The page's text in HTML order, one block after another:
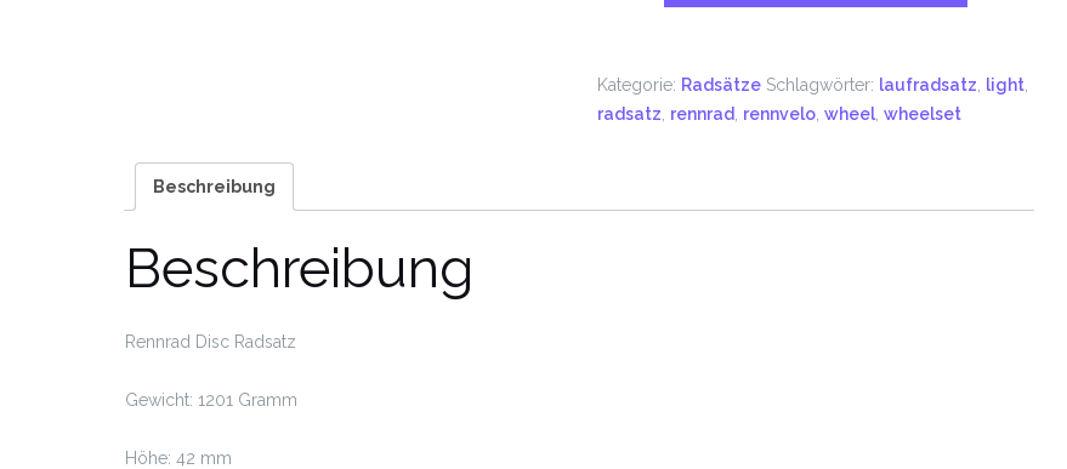
Kategorie: Radsätze Schlagwörter: laufradsatz light
radsatz rennrad rennvelo wheel wheelset
Beschreibung
Beschreibung
Rennrad Disc Radsatz
Gewicht: 1201 Gramm
Höhe: 42 mm